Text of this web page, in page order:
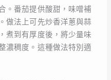
。番茄提供酸甜，味噌補
做法上可先炒香洋蔥與蒜
煮到有厚度後，將少量味
濃稠度。這種做法特別適